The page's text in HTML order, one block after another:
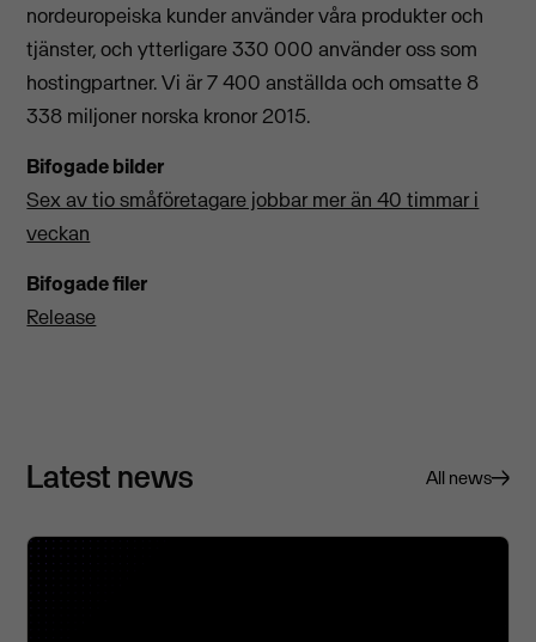
nordeuropeiska kunder använder våra produkter och
tjänster, och ytterligare 330 000 använder oss som
hostingpartner. Vi är 7 400 anställda och omsatte 8
338 miljoner norska kronor 2015.
Bifogade bilder
Sex av tio småföretagare jobbar mer än 40 timmar i
veckan
Bifogade filer
Release
Latest news All news